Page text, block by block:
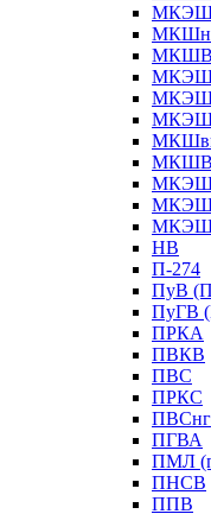
НВ
П-274
ПуВ
ПуГВ
ПРКА
ПВКВ
ПВС
ПРКС
ПГВА
ПМЛ
ПНСВ
ППВ